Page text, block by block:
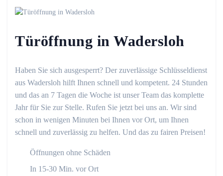
Türöffnung in Wadersloh
Haben Sie sich ausgesperrt? Der zuverlässige Schlüsseldienst
aus Wadersloh hilft Ihnen schnell und kompetent. 24 Stunden
und das an 7 Tagen die Woche ist unser Team das komplette
Jahr für Sie zur Stelle. Rufen Sie jetzt bei uns an. Wir sind
schon in wenigen Minuten bei Ihnen vor Ort, um Ihnen
schnell und zuverlässig zu helfen. Und das zu fairen Preisen!
Öffnungen ohne Schäden
In 15-30 Min. vor Ort